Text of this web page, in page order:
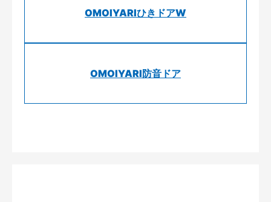
OMOIYARIひきドアW
OMOIYARI防音ドア